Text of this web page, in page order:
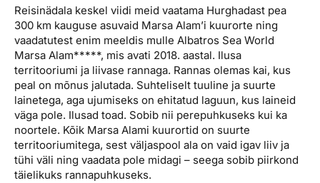
Reisinädala keskel viidi meid vaatama Hurghadast pea
300 km kauguse asuvaid Marsa Alam’i kuurorte ning
vaadatutest enim meeldis mulle Albatros Sea World
Marsa Alam*****, mis avati 2018. aastal. Ilusa
territooriumi ja liivase rannaga. Rannas olemas kai, kus
peal on mõnus jalutada. Suhteliselt tuuline ja suurte
lainetega, aga ujumiseks on ehitatud laguun, kus laineid
väga pole. Ilusad toad. Sobib nii perepuhkuseks kui ka
noortele. Kõik Marsa Alami kuurortid on suurte
territooriumitega, sest väljaspool ala on vaid igav liiv ja
tühi väli ning vaadata pole midagi – seega sobib piirkond
täielikuks rannapuhkuseks.